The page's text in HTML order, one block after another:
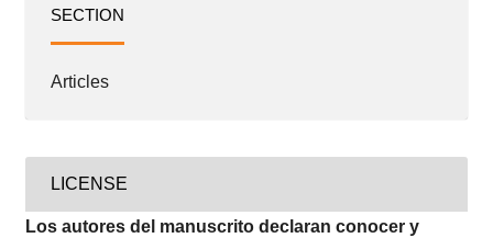
SECTION
Articles
LICENSE
Los autores del manuscrito declaran conocer y